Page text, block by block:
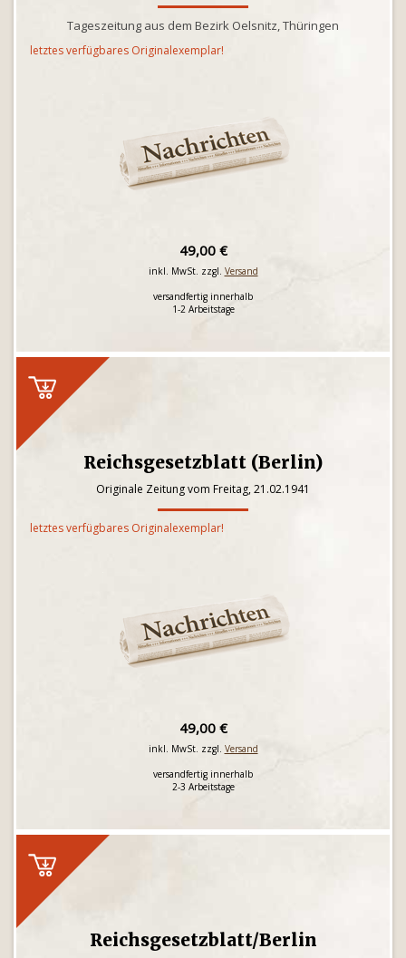
Tageszeitung aus dem Bezirk Oelsnitz, Thüringen
letztes verfügbares Originalexemplar!
49,00 €
inkl. MwSt. zzgl. Versand
versandfertig innerhalb
1-2 Arbeitstage
Reichsgesetzblatt (Berlin)
Originale Zeitung vom Freitag, 21.02.1941
letztes verfügbares Originalexemplar!
49,00 €
inkl. MwSt. zzgl. Versand
versandfertig innerhalb
2-3 Arbeitstage
Reichsgesetzblatt/Berlin